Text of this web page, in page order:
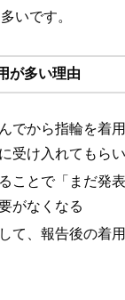
いです。
が多い理由
でから指輪を着
受け入れてもら
ことで「まだ発
がなくなる
て、報告後の着